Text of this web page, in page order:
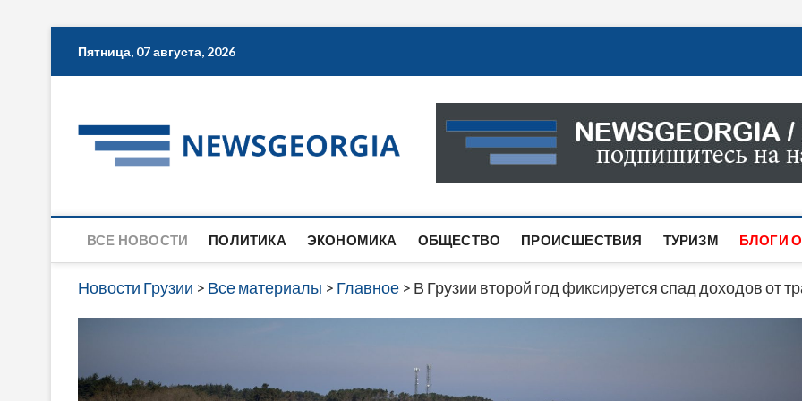
Пятница, 07 августа, 2026
Новости Грузии
САМАЯ АКТУАЛЬНАЯ ИНФОРМАЦИЯ О СОБЫТИЯХ
САЙТЕ ВЫ НАЙДЕТЕ НОВОСТИ ПОЛИТИКИ,
ВСЕ НОВОСТИ ПОЛИТИКА ЭКОНОМИКА ОБЩЕСТВО ПРОИСШЕСТВИЯ ТУРИЗМ БЛОГИ
Новости Грузии > Все материалы > Главное > В Грузии второй год фиксируется спад доходов от